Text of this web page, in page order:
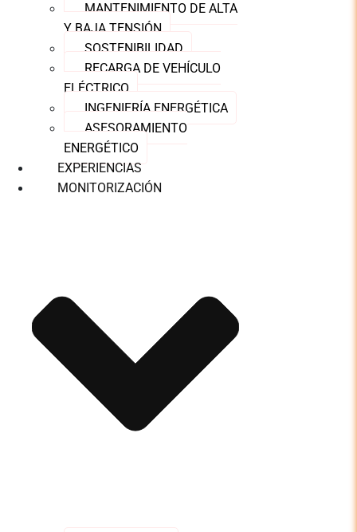
MANTENIMIENTO DE ALTA
Y BAJA TENSIÓN
SOSTENIBILIDAD
RECARGA DE VEHÍCULO
ELÉCTRICO
INGENIERÍA ENERGÉTICA
ASESORAMIENTO
ENERGÉTICO
EXPERIENCIAS
MONITORIZACIÓN